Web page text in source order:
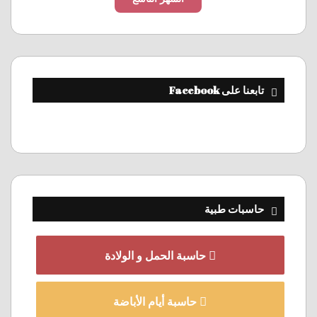
تابعنا على Facebook
حاسبات طبية
حاسبة الحمل و الولادة
حاسبة أيام الأباضة